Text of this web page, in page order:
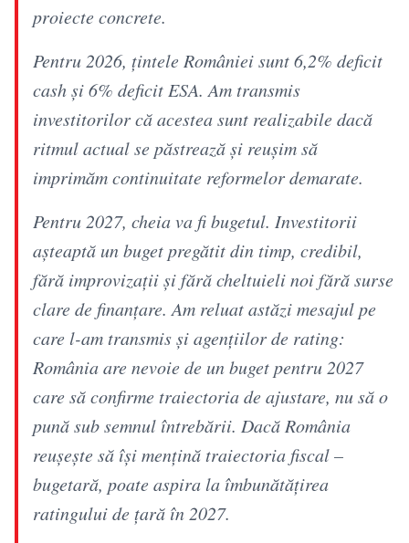
proiecte concrete.
Pentru 2026, țintele României sunt 6,2% deficit
cash și 6% deficit ESA. Am transmis
investitorilor că acestea sunt realizabile dacă
ritmul actual se păstrează şi reuşim să
imprimăm continuitate reformelor demarate.
Pentru 2027, cheia va fi bugetul. Investitorii
aşteaptă un buget pregătit din timp, credibil,
fără improvizații și fără cheltuieli noi fără surse
clare de finanțare. Am reluat astăzi mesajul pe
care l-am transmis și agențiilor de rating:
România are nevoie de un buget pentru 2027
care să confirme traiectoria de ajustare, nu să o
pună sub semnul întrebării. Dacă România
reuşeşte să îşi mențină traiectoria fiscal –
bugetară, poate aspira la îmbunătățirea
ratingului de țară în 2027.